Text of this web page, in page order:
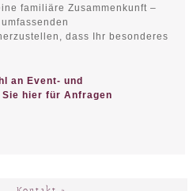
familiäre Zusammenkunft –
dass Ihr besonderes
an Event- und
Sie hier für Anfragen